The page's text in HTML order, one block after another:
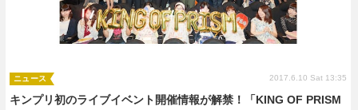
舞台 新帝スタ
編集部ブログ・お知らせ
キンプリ初のライブイベント開催情報が解禁！「KING OF PRISM
ニュース 2017.6.10 Sat 13:35